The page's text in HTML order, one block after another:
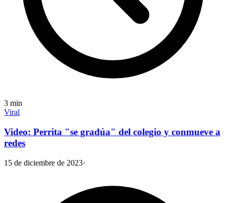
3 min
Viral
Video: Perrita "se gradúa" del colegio y conmueve a
redes
15 de diciembre de 2023·